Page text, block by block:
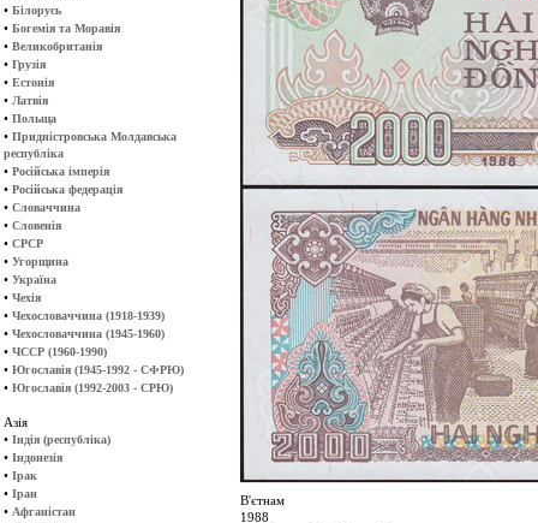
• Білорусь
• Богемія та Моравія
• Великобританія
• Грузія
• Естонія
• Латвія
• Польща
• Придністровська Молдавська
республіка
• Російська імперія
• Російська федерація
• Словаччина
• Словенія
• СРСР
• Угорщина
• Україна
• Чехія
• Чехословаччина (1918-1939)
• Чехословаччина (1945-1960)
• ЧССР (1960-1990)
• Югославія (1945-1992 - СФРЮ)
• Югославія (1992-2003 - СРЮ)
Азія
• Індія (республіка)
• Індонезія
• Ірак
• Іран
• Афганістан
В'єтнам
1988